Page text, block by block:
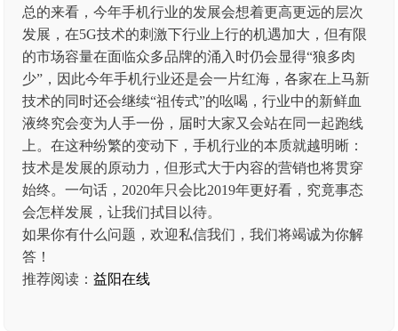
总的来看，今年手机行业的发展会想着更高更远的层次
发展，在5G技术的刺激下行业上行的机遇加大，但有限
的市场容量在面临众多品牌的涌入时仍会显得“狼多肉
少”，因此今年手机行业还是会一片红海，各家在上马新
技术的同时还会继续“祖传式”的吆喝，行业中的新鲜血
液终究会变为人手一份，届时大家又会站在同一起跑线
上。在这种纷繁的变动下，手机行业的本质就越明晰：
技术是发展的原动力，但形式大于内容的营销也将贯穿
始终。一句话，2020年只会比2019年更好看，究竟事态
会怎样发展，让我们拭目以待。
如果你有什么问题，欢迎私信我们，我们将竭诚为你解
答！
推荐阅读：益阳在线